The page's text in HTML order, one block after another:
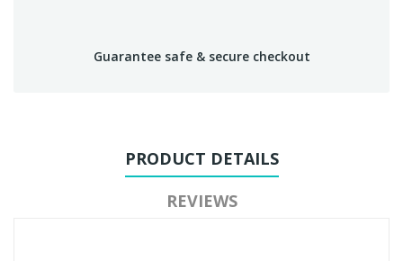
Guarantee safe & secure checkout
PRODUCT DETAILS
REVIEWS